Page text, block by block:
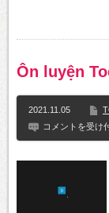
Ôn luyện
2021.11.05
Ôn
buổi
コメントを受け